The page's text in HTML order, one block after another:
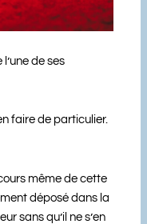
de ses
faire de particulier.
même de cette
déposé dans la
sans qu’il ne s’en